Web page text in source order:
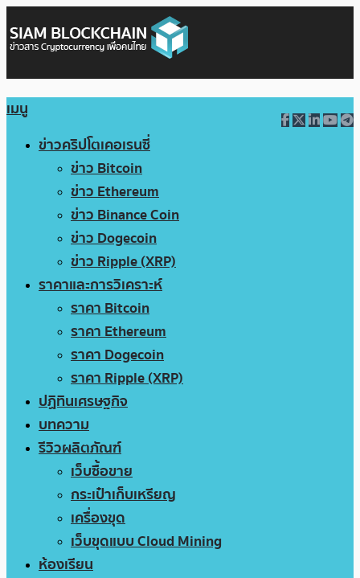
เมนู
ข่าวคริปโตเคอเรนซี่
ข่าว Bitcoin
ข่าว Ethereum
ข่าว Binance Coin
ข่าว Dogecoin
ข่าว Ripple (XRP)
ราคาและการวิเคราะห์
ราคา Bitcoin
ราคา Ethereum
ราคา Dogecoin
ราคา Ripple (XRP)
ปฏิทินเศรษฐกิจ
บทความ
รีวิวผลิตภัณฑ์
เว็บซื้อขาย
กระเป๋าเก็บเหรียญ
เครื่องขุด
เว็บขุดแบบ Cloud Mining
ห้องเรียน